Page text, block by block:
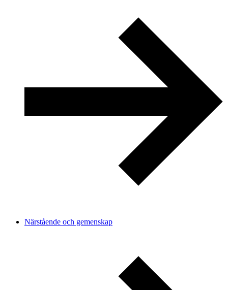
Närstående och gemenskap